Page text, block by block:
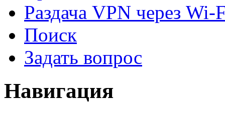
Раздача VPN через Wi-
Поиск
Задать вопрос
Навигация